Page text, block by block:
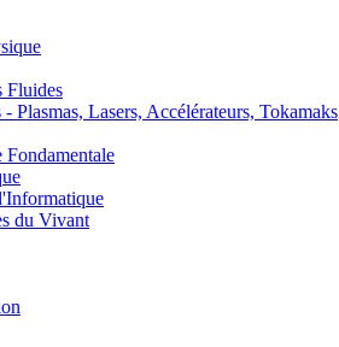
Fluides
Lasers, Accélérateurs, Tokamaks
du Vivant